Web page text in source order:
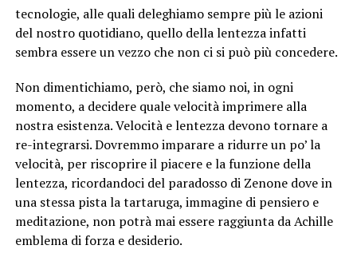
tecnologie, alle quali deleghiamo sempre più le azioni
del nostro quotidiano, quello della lentezza infatti
sembra essere un vezzo che non ci si può più concedere.
Non dimentichiamo, però, che siamo noi, in ogni
momento, a decidere quale velocità imprimere alla
nostra esistenza. Velocità e lentezza devono tornare a
re-integrarsi. Dovremmo imparare a ridurre un po’ la
velocità, per riscoprire il piacere e la funzione della
lentezza, ricordandoci del paradosso di Zenone dove in
una stessa pista la tartaruga, immagine di pensiero e
meditazione, non potrà mai essere raggiunta da Achille
emblema di forza e desiderio.